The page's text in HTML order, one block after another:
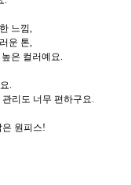
느낌,
운 톤,
은 컬러예요.
.
리도 너무 편하구요.
은 원피스!